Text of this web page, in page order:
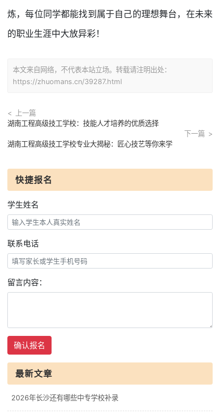
炼，每位同学都能找到属于自己的理想舞台，在未来
的职业生涯中大放异彩！
本文来自网络，不代表本站立场。转载请注明出处：
https://zhuomans.cn/39287.html
上一篇
湖南工程高级技工学校：技能人才培养的优质选择
下一篇
湖南工程高级技工学校专业大揭秘：匠心技艺等你来学
快捷报名
学生姓名
联系电话
留言内容：
确认报名
最新文章
2026年长沙还有哪些中专学校补录